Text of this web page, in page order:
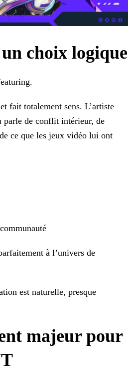
choix logique
fait totalement sens. L’artiste
parle de conflit intérieur, de
ce que les jeux vidéo lui ont
à l’univers de
est naturelle, presque
majeur pour